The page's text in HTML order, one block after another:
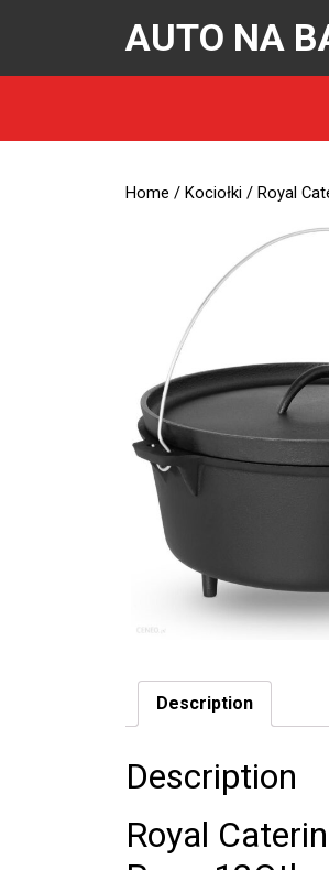
AUTO NA
Home / Kociołki / Royal
Description
Description
Royal